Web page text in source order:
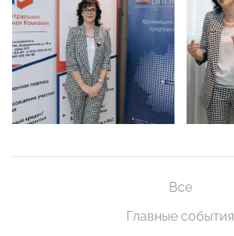
Все
Главные события